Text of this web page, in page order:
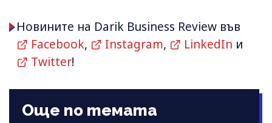
Новините на Darik Business Review във
Facebook, Instagram, LinkedIn и
Twitter!
Още по темата